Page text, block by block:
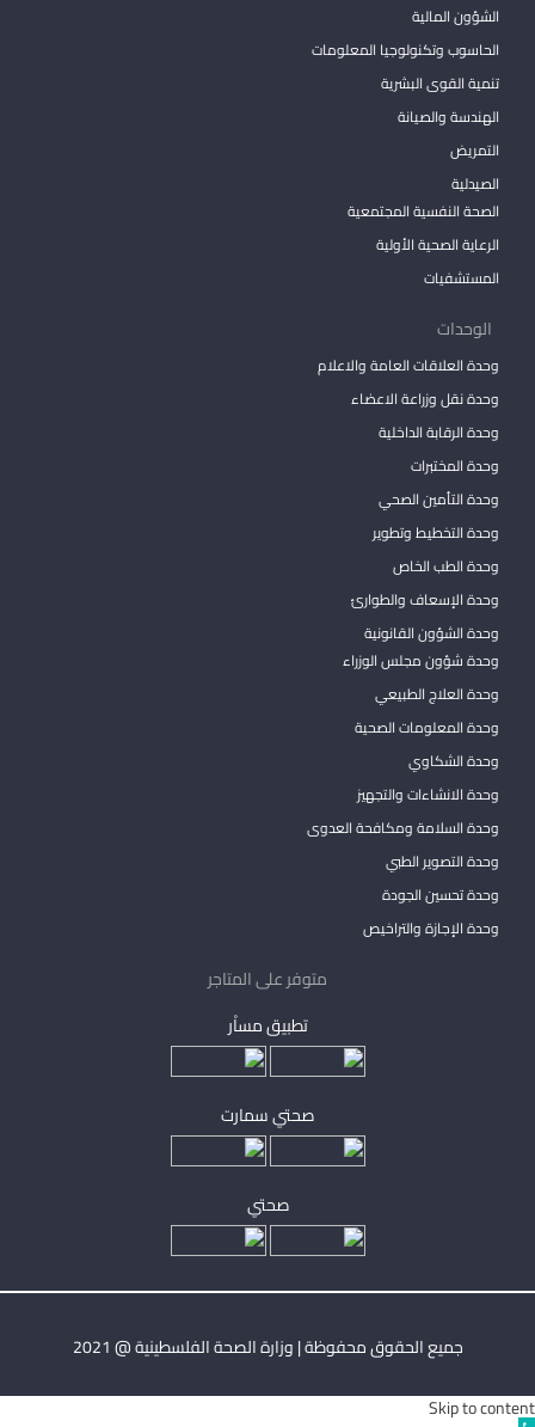
الشؤون المالية
الحاسوب وتكنولوجيا المعلومات
تنمية القوى البشرية
الهندسة والصيانة
التمريض
الصيدلية
الصحة النفسية المجتمعية
الرعاية الصحية الأولية
المستشفيات
الوحدات
وحدة العلاقات العامة والاعلام
وحدة نقل وزراعة الاعضاء
وحدة الرقابة الداخلية
وحدة المختبرات
وحدة التأمين الصحي
وحدة التخطيط وتطوير
وحدة الطب الخاص
وحدة الإسعاف والطوارئ
وحدة الشؤون القانونية
وحدة شؤون مجلس الوزراء
وحدة العلاج الطبيعي
وحدة المعلومات الصحية
وحدة الشكاوي
وحدة الانشاءات والتجهيز
وحدة السلامة ومكافحة العدوى
وحدة التصوير الطبي
وحدة تحسين الجودة
وحدة الإجازة والتراخيص
متوفر على المتاجر
تطبيق مساْر
صحتي سمارت
صحتي
جميع الحقوق محفوظة | وزارة الصحة الفلسطينية @ 2021
Skip to content